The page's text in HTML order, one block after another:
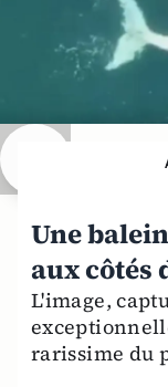
Une
aux côtés
L'image,
rarissime du